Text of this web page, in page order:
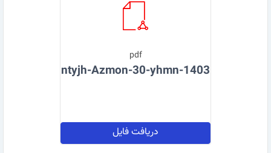
pdf
ntyjh-Azmon-30-yhmn-1403
دریافت فایل